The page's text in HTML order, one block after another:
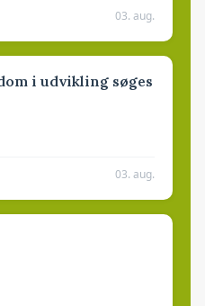
03. aug.
i udvikling søges
03. aug.